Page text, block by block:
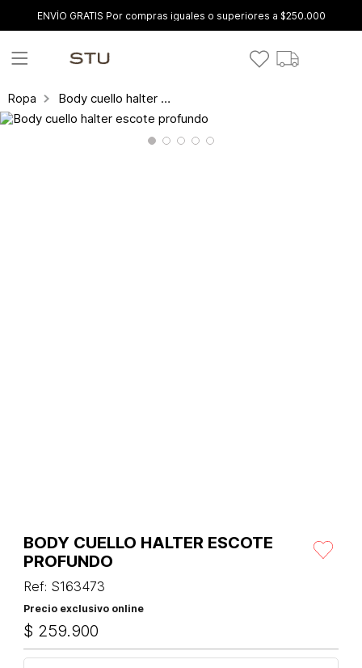
ENVÍO GRATIS Por compras iguales o superiores a $250.000
Ropa Body cuello halter escote profundo
BODY CUELLO HALTER ESCOTE
PROFUNDO
Ref: S163473
Precio exclusivo online
$ 259.900